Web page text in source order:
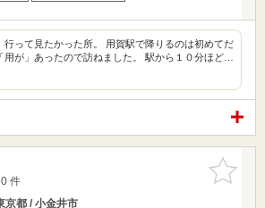
行って見たかった所。 用賀駅で降りるのは初めてだ
用が」あったので訪ねました。 駅から１０分ほど…
お気に入
りに追加
件
京都 / 小金井市